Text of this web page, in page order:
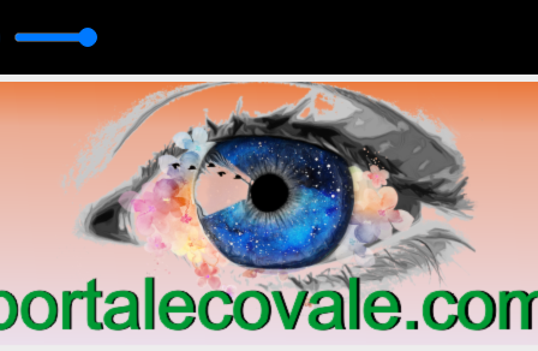
CABOCLA com Santana Dias
- O Grande Dia